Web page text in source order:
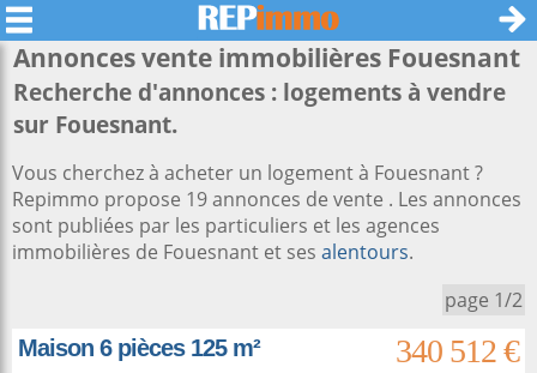
Annonces vente immobilières Fouesnant
Recherche d'annonces : logements à vendre
sur Fouesnant.
Vous cherchez à acheter un logement à Fouesnant ?
Repimmo propose 19 annonces de vente . Les annonces
sont publiées par les particuliers et les agences
immobilières de Fouesnant et ses alentours.
page 1/2
Maison 6 pièces 125 m²
340 512 €